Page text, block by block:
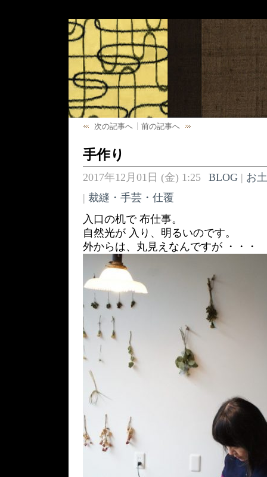
次の記事へ 前の記事へ
手作り
2017年12月01日 (金) 1:25 BLOG| お
| 裁縫・手芸・仕覆
入口の机で 布仕事。
自然光が 入り、明るいのです。
外からは、丸見えなんですが ・・・